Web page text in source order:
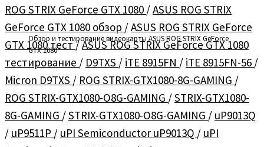
Обзор и тестирование видеокарты ASUS ROG STRIX GeForce
GTX 1080
ROG STRIX GeForce GTX 1080 /ASUS ROG STRIX
GeForce GTX 1080 обзор /ASUS ROG STRIX GeForce
GTX 1080 тест/ASUS ROG STRIX GeForce GTX 1080
тестирование / D9TXS / iTE 8915FN / iTE 8915FN-56 /
Micron D9TXS / ROG STRIX-GTX1080-8G-GAMING /
ROG STRIX-GTX1080-O8G-GAMING /STRIX-GTX1080-
8G-GAMING /STRIX-GTX1080-O8G-GAMING / uP9013Q
/ uP9511P / uPI Semiconductor uP9013Q / uPI